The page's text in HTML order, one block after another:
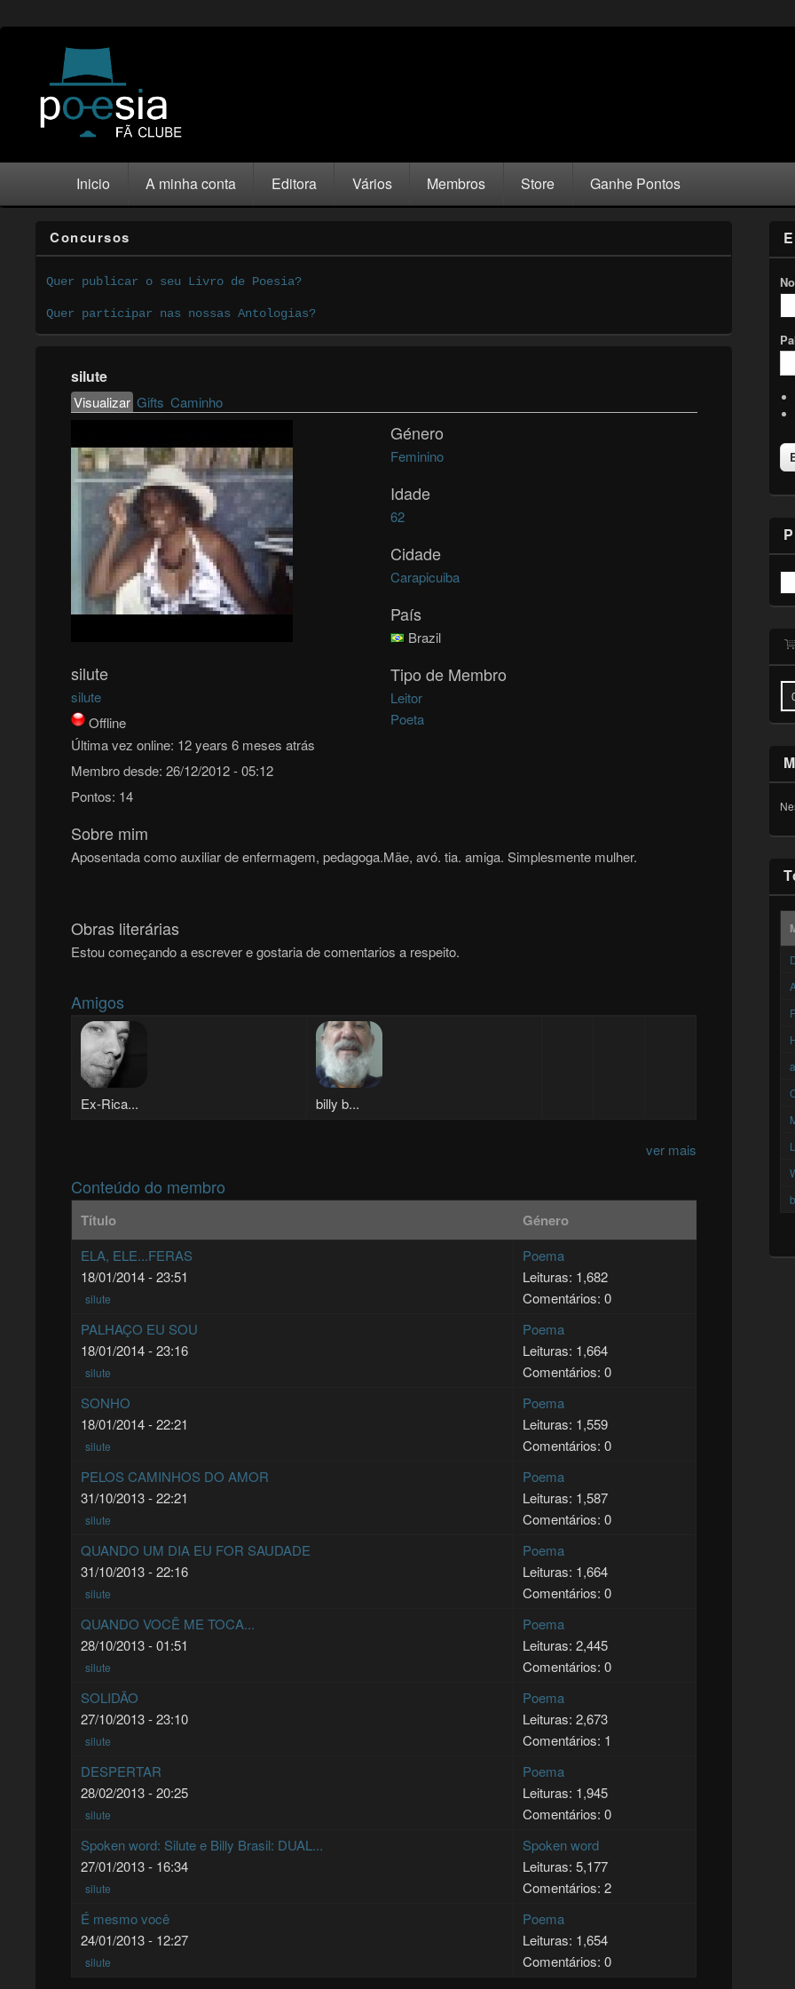
Inicio A minha conta Editora Vários Membros Store Ganhe Pontos
Concursos
Quer publicar o seu Livro de Poesia?
Quer participar nas nossas Antologias?
silute
Primary tabs
Visualizar(active tab)
Gifts Caminho
silute
silute
Offline
Última vez online: 12 years 6 meses atrás
Membro desde: 26/12/2012 - 05:12
Pontos: 14
Género
Feminino
Idade
62
Cidade
Carapicuiba
País
Brazil
Tipo de Membro
Leitor
Poeta
Sobre mim
Aposentada como auxiliar de enfermagem, pedagoga.Mãe, avó. tia. amiga. Simplesmente mulher.
Obras literárias
Estou começando a escrever e gostaria de comentarios a respeito.
Amigos
Ex-Rica... billy b...
ver mais
Conteúdo do membro
Título Género
ELA, ELE...FERAS
18/01/2014 - 23:51
silute
Poema
Leituras: 1,682
Comentários: 0
PALHAÇO EU SOU
18/01/2014 - 23:16
silute
Poema
Leituras: 1,664
Comentários: 0
SONHO
18/01/2014 - 22:21
silute
Poema
Leituras: 1,559
Comentários: 0
PELOS CAMINHOS DO AMOR
31/10/2013 - 22:21
silute
Poema
Leituras: 1,587
Comentários: 0
QUANDO UM DIA EU FOR SAUDADE
31/10/2013 - 22:16
silute
Poema
Leituras: 1,664
Comentários: 0
QUANDO VOCÊ ME TOCA...
28/10/2013 - 01:51
silute
Poema
Leituras: 2,445
Comentários: 0
SOLIDÃO
27/10/2013 - 23:10
silute
Poema
Leituras: 2,673
Comentários: 1
DESPERTAR
28/02/2013 - 20:25
silute
Poema
Leituras: 1,945
Comentários: 0
Spoken word: Silute e Billy Brasil: DUAL...
27/01/2013 - 16:34
silute
Spoken word
Leituras: 5,177
Comentários: 2
É mesmo você
24/01/2013 - 12:27
silute
Poema
Leituras: 1,654
Comentários: 0